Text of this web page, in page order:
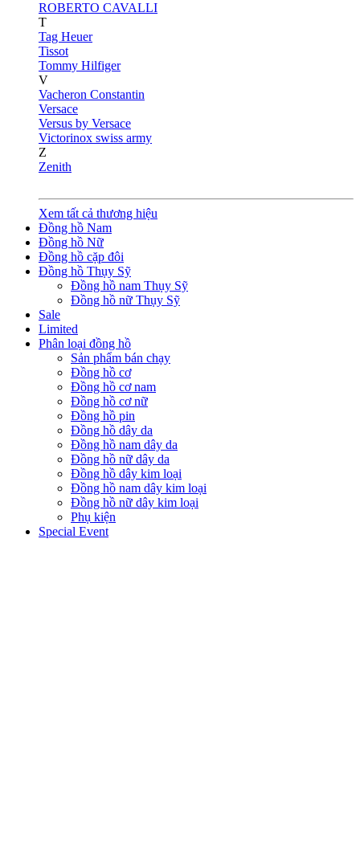
ROBERTO CAVALLI
T
Tag Heuer
Tissot
Tommy Hilfiger
V
Vacheron Constantin
Versace
Versus by Versace
Victorinox swiss army
Z
Zenith
Xem tất cả thương hiệu
Đồng hồ Nam
Đồng hồ Nữ
Đồng hồ cặp đôi
Đồng hồ Thụy Sỹ
Đồng hồ nam Thụy Sỹ
Đồng hồ nữ Thụy Sỹ
Sale
Limited
Phân loại đồng hồ
Sản phẩm bán chạy
Đồng hồ cơ
Đồng hồ cơ nam
Đồng hồ cơ nữ
Đồng hồ pin
Đồng hồ dây da
Đồng hồ nam dây da
Đồng hồ nữ dây da
Đồng hồ dây kim loại
Đồng hồ nam dây kim loại
Đồng hồ nữ dây kim loại
Phụ kiện
Special Event